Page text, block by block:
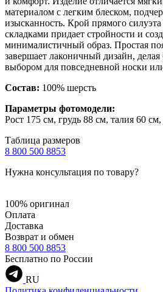
материалом с легким блеском,
изысканность. Крой прямого
складками придает стройности и
минималистичный образ. Простая
завершает лаконичный дизайн,
выбором для повседневной носки
Состав: 100% шерсть
Параметры фотомодели:
Рост 175 см, грудь 88 см, талия 60
Таблица размеров
8 800 500 8853
Нужна консультация по товару?
100% оригинал
Оплата
Доставка
Возврат и обмен
8 800 500 8853
Бесплатно по России
RU